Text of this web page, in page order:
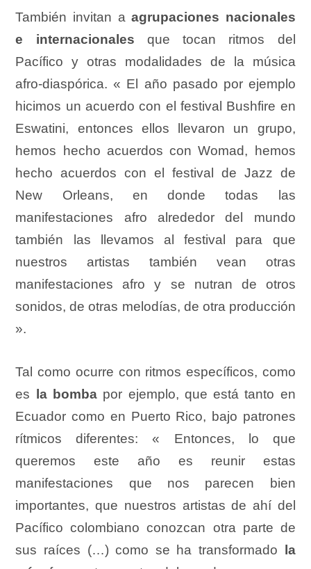
También invitan aagrupaciones nacionales
e internacionales que tocan ritmos del
Pacífico y otras modalidades de la música
afro-diaspórica. « El año pasado por ejemplo
hicimos un acuerdo con el festival Bushfire en
Eswatini, entonces ellos llevaron un grupo,
hemos hecho acuerdos con Womad, hemos
hecho acuerdos con el festival de Jazz de
New Orleans, en donde todas las
manifestaciones afro alrededor del mundo
también las llevamos al festival para que
nuestros artistas también vean otras
manifestaciones afro y se nutran de otros
sonidos, de otras melodías, de otra producción
».
Tal como ocurre con ritmos específicos, como
es
la bombapor ejemplo, que está tanto en
Ecuador como en Puerto Rico, bajo patrones
rítmicos diferentes: « Entonces, lo que
queremos este año es reunir estas
manifestaciones que nos parecen bien
importantes, que nuestros artistas de ahí del
Pacífico colombiano conozcan otra parte de
sus raíces (…) como se ha transformado
la